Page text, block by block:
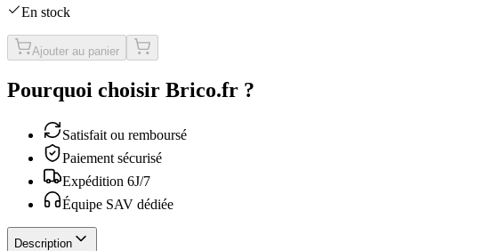
En stock
Ajouter au panier
Pourquoi choisir Brico.fr ?
Satisfait ou remboursé
Paiement sécurisé
Expédition 6J/7
Équipe SAV dédiée
Description